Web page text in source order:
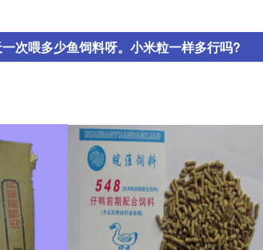
次喂多少鱼饲料呀。小米粒一样多行吗?